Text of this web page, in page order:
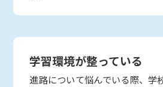
学習環境が整っている
進路について悩んでいる際、学